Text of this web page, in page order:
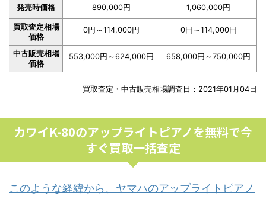
発売時価格 890,000円 1,060,000円
買取査定相場
価格
0円～114,000円 0円～114,000円
中古販売相場
価格
553,000円～624,000円 658,000円～750,000円
買取査定・中古販売相場調査日：2021年01月04日
カワイK-80のアップライトピアノを無料で今
すぐ買取一括査定
このような経緯から、ヤマハのアップライトピアノ